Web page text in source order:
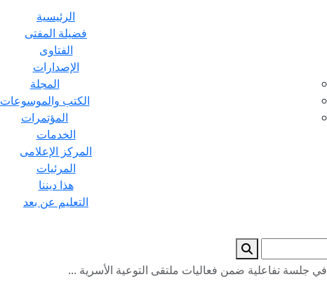
الرئيسية
فضيلة المفتى
الفتاوى
الإصدارات
المجلة
الكتب والموسوعات
المؤتمرات
الخدمات
المركز الإعلامى
المرئيات
هذا ديننا
التعليم عن بعد
في جلسة تفاعلية ضمن فعاليات ملتقى التوعية الأسرية ...